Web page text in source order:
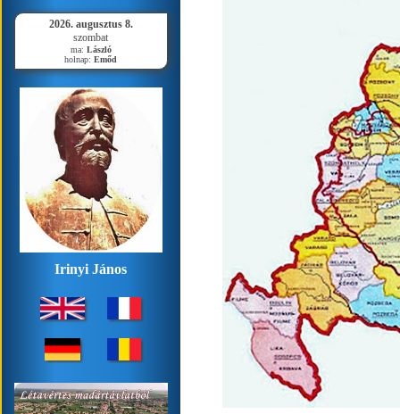
2026. augusztus 8.
szombat
ma: László
holnap:Emőd
Irinyi János